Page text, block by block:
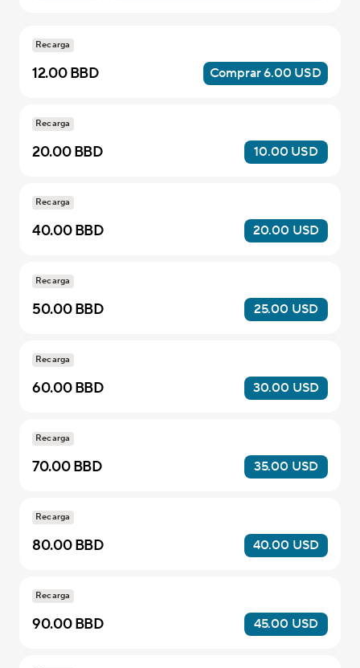
Recarga
12.00 BBD Comprar 6.00 USD
Recarga
20.00 BBD 10.00 USD
Recarga
40.00 BBD 20.00 USD
Recarga
50.00 BBD 25.00 USD
Recarga
60.00 BBD 30.00 USD
Recarga
70.00 BBD 35.00 USD
Recarga
80.00 BBD 40.00 USD
Recarga
90.00 BBD 45.00 USD